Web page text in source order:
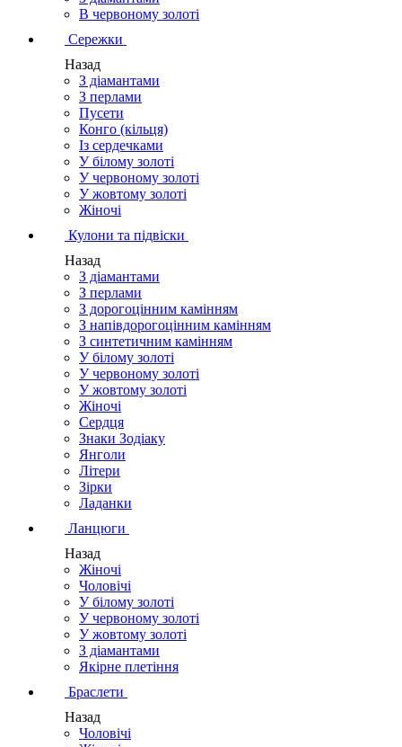
В червоному золоті
Сережки
Назад
З діамантами
З перлами
Пусети
Конго (кільця)
Із сердечками
У білому золоті
У червоному золоті
У жовтому золоті
Жіночі
Кулони та підвіски
Назад
З діамантами
З перлами
З дорогоцінним камінням
З напівдорогоцінним камінням
З синтетичним камінням
У білому золоті
У червоному золоті
У жовтому золоті
Жіночі
Сердця
Знаки Зодіаку
Янголи
Літери
Зірки
Ладанки
Ланцюги
Назад
Жіночі
Чоловічі
У білому золоті
У червоному золоті
У жовтому золоті
З діамантами
Якірне плетіння
Браслети
Назад
Чоловічі